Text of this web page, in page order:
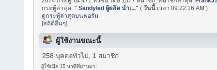
กระทู้ล่าสุด:" Sandyled ผู้ผลิต นำเ..." (วันนี้ เวลา 09:22:16 AM )
ดูกระทู้ล่าสุดบนฟอรั่ม
[สถิติอื่นๆ]
ผู้ใช้งานขณะนี้
258 บุคคลทั่วไป, 1 สมาชิก
ผู้ใช้เมื่อ 15 นาทีที่ผ่านมา: